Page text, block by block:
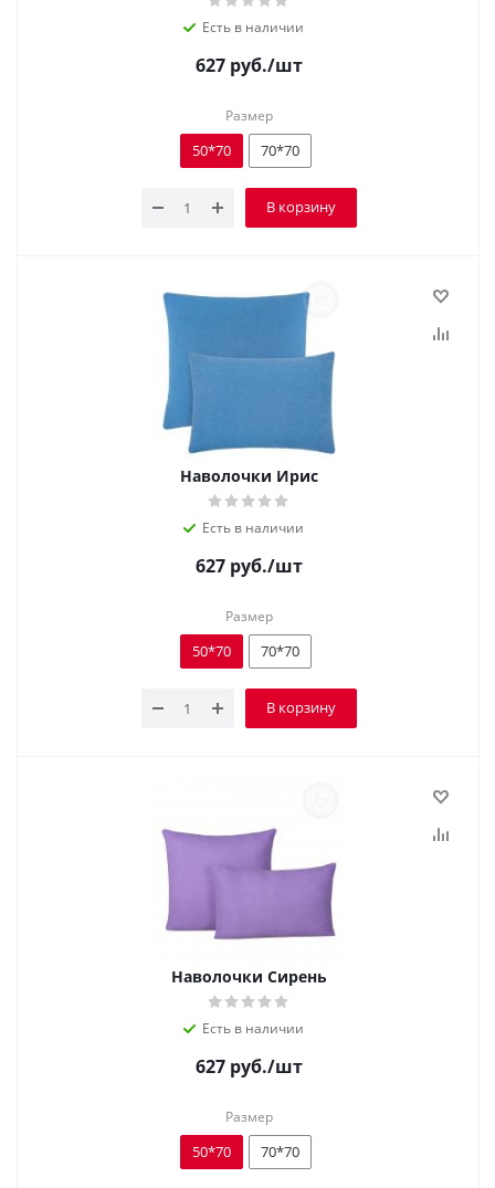
Есть в наличии
627руб./шт
Размер
50*70 70*70
В корзину
Наволочки Ирис
Есть в наличии
627руб./шт
Размер
50*70 70*70
В корзину
Наволочки Сирень
Есть в наличии
627руб./шт
Размер
50*70 70*70